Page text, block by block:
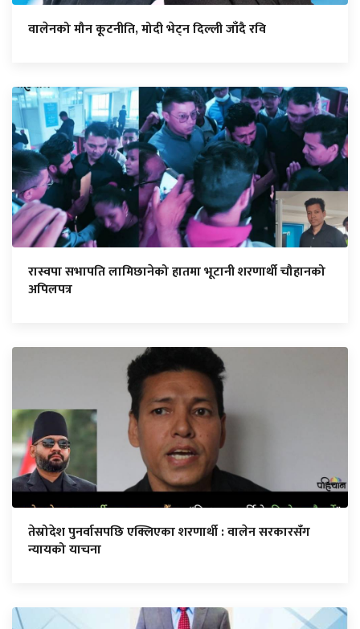
वालेनको मौन कूटनीति, मोदी भेट्न दिल्ली जाँदै रवि
रास्वपा सभापति लामिछानेको हातमा भूटानी शरणार्थी चौहानको
अपिलपत्र
तेस्रोदेश पुनर्वासपछि एक्लिएका शरणार्थी : वालेन सरकारसँग
न्यायको याचना